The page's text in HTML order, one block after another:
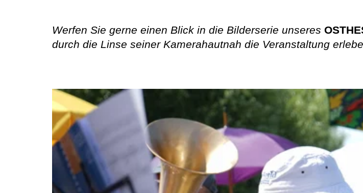
Werfen Sie gerne einen Blick in die Bilderserie unseres
durch die Linse seiner Kamerahautnah die Veranstaltung